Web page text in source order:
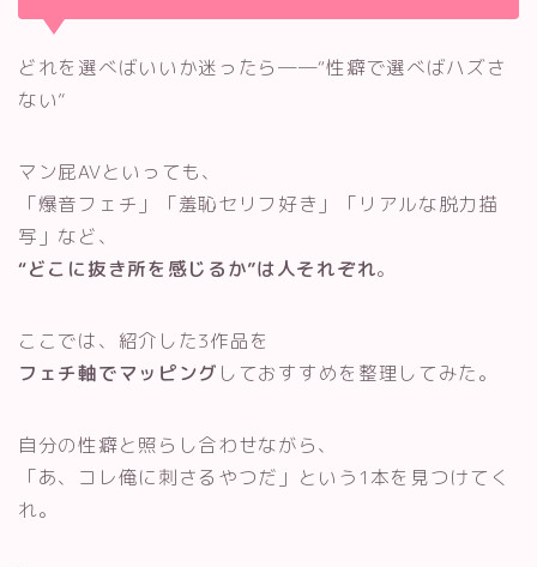
どれを選べばいいか迷ったら──“性癖で選べばハズさ
ない”
マン屁AVといっても、
「爆音フェチ」「羞恥セリフ好き」「リアルな脱力描
写」など、
“どこに抜き所を感じるか”は人それぞれ。
ここでは、紹介した3作品を
フェチ軸でマッピング しておすすめを整理してみた。
自分の性癖と照らし合わせながら、
「あ、コレ俺に刺さるやつだ」という1本を見つけてく
れ。